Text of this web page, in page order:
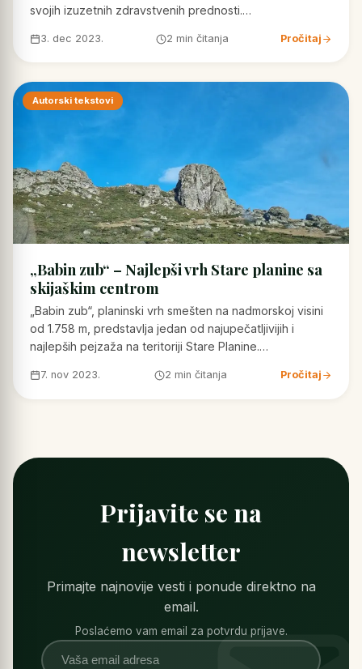
svojih izuzetnih zdravstvenih prednosti.…
3. dec 2023. 2 min čitanja Pročitaj
Autorski tekstovi
„Babin zub“ – Najlepši vrh Stare planine sa
skijaškim centrom
„Babin zub“, planinski vrh smešten na nadmorskoj visini
od 1.758 m, predstavlja jedan od najupečatljivijih i
najlepših pejzaža na teritoriji Stare Planine.…
7. nov 2023. 2 min čitanja Pročitaj
Prijavite se na
newsletter
Primajte najnovije vesti i ponude direktno na
email.
Poslaćemo vam email za potvrdu prijave.